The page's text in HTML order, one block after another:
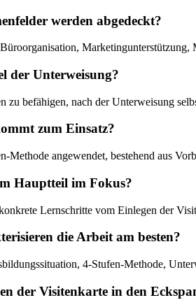
werden abgedeckt?
der Unterweisung?
zu befähigen, nach der Unterweisung
zum Einsatz?
Methode angewendet, bestehend aus
Hauptteil im Fokus?
Lernschritte vom Einlegen der
die Arbeit am besten?
4-Stufen-Methode,
der Visitenkarte in den